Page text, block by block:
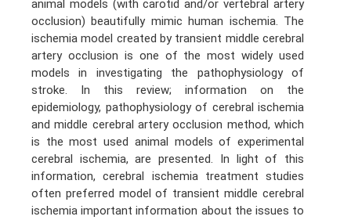
animal models (with carotid and/or vertebral artery
occlusion) beautifully mimic human ischemia. The
ischemia model created by transient middle cerebral
artery occlusion is one of the most widely used
models in investigating the pathophysiology of
stroke. In this review; information on the
epidemiology, pathophysiology of cerebral ischemia
and middle cerebral artery occlusion method, which
is the most used animal models of experimental
cerebral ischemia, are presented. In light of this
information, cerebral ischemia treatment studies
often preferred model of transient middle cerebral
ischemia important information about the issues to